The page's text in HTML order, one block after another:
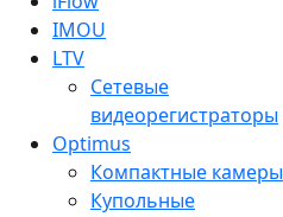
IMOU
LTV
Сетевые
видеорегистраторы
Optimus
Компактные камеры
Купольные